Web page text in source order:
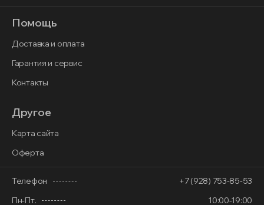
Помощь
Доставка и оплата
Гарантия и сервис
Контакты
Другое
Карта сайта
Оферта
Телефон
+7 (928) 753-85-53
Пн-Пт.
10:00-19:00